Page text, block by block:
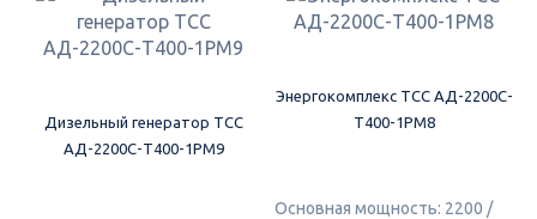
Дизельный генератор ТСС
АД-2200С-Т400-1РМ9
Энергокомплекс ТСС АД-2200С-
Т400-1РМ8
Основная мощность: 2200 /